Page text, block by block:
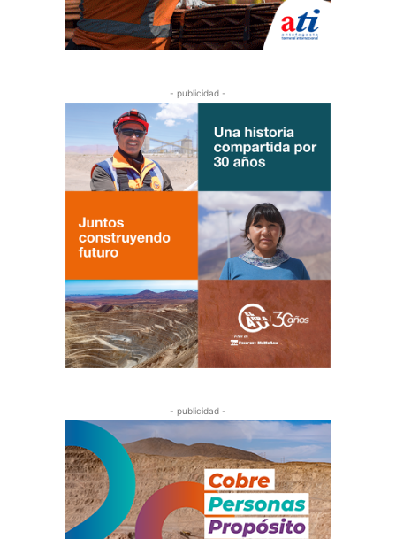
- publicidad -
- publicidad -